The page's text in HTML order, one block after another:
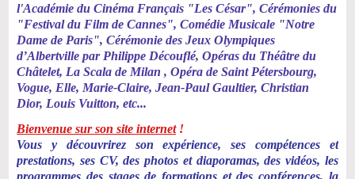
l'Académie du Cinéma Français "Les César", Cérémonies du
"Festival du Film de Cannes", Comédie Musicale "Notre
Dame de Paris", Cérémonie des Jeux Olympiques
d’Albertville par Philippe Découflé, Opéras du Théâtre du
Châtelet, La Scala de Milan , Opéra de Saint Pétersbourg,
Vogue, Elle, Marie-Claire, Jean-Paul Gaultier, Christian
Dior, Louis Vuitton, etc...
Bienvenue sur son site internet!
Vous y découvrirez son expérience, ses compétences et
prestations, ses CV, des photos et diaporamas, des vidéos, les
programmes des stages de formations et des conférences, la